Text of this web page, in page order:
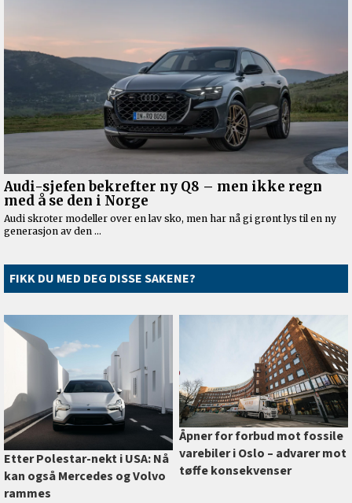
FIKK DU MED DEG DISSE SAKENE?
Etter Polestar-nekt i USA: Nå
kan også Mercedes og Volvo
rammes
Åpner for forbud mot fossile
varebiler i Oslo –⁠ advarer mot
tøffe konsekvenser